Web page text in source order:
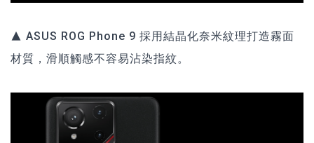
▲ ASUS ROG Phone 9 採用結晶化奈米紋理打造霧面
材質，滑順觸感不容易沾染指紋。